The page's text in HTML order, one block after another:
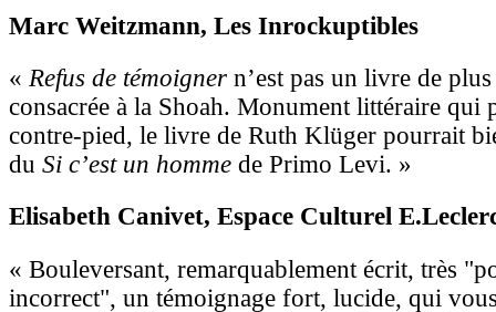
Marc Weitzmann, Les Inrockuptibles
« Refus de témoigner n’est pas un livre de
consacrée à la Shoah. Monument littéraire qui
contre-pied, le livre de Ruth Klüger pourrait
du Si c’est un homme de Primo Levi. »
Elisabeth Canivet, Espace Culturel
« Bouleversant, remarquablement écrit, très
incorrect", un témoignage fort, lucide, qui